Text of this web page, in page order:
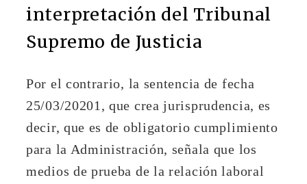
interpretación del Tribunal
Supremo de Justicia
Por el contrario, la sentencia de fecha
25/03/20201, que crea jurisprudencia, es
decir, que es de obligatorio cumplimiento
para la Administración, señala que los
medios de prueba de la relación laboral